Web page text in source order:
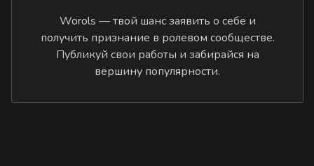
Worols — твой шанс заявить о себе и
получить признание в ролевом сообществе.
Публикуй свои работы и забирайся на
вершину популярности.